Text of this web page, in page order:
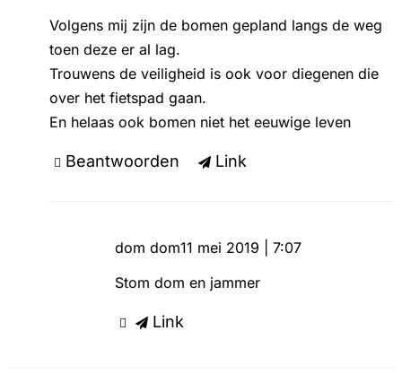
Volgens mij zijn de bomen gepland langs de weg
toen deze er al lag.
Trouwens de veiligheid is ook voor diegenen die
over het fietspad gaan.
En helaas ook bomen niet het eeuwige leven
Beantwoorden Link
dom dom11 mei 2019 | 7:07
Stom dom en jammer
Link